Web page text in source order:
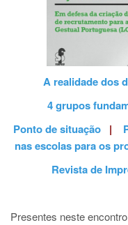
A realidade dos
4 grupos
Ponto de situação
|
nas escolas para os
Revista de
Presentes neste